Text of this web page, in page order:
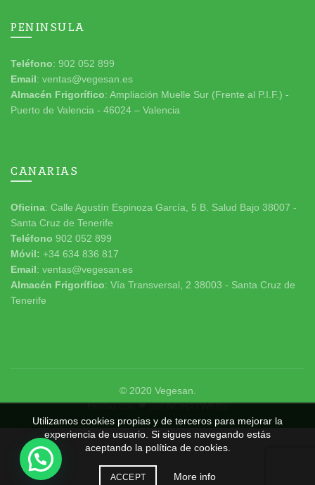
PENINSULA
Teléfono: 902 052 899
Email: ventas@vegesan.es
Almacén Frigorífico: Ampliación Muelle Sur (Frente al P.I.F.) -
Puerto de Valencia - 46024 – Valencia
CANARIAS
Oficina: Calle Agustín Espinoza García, 5 B. Salud Bajo 38007 -
Santa Cruz de Tenerife
Teléfono 902 052 899
Móvil: +34 634 836 817
Email: ventas@vegesan.es
Almacén Frigorífico: Vía Transversal, 2 38003 - Santa Cruz de
Tenerife
© 2020 Vegesan
Hecho con ❤ porNOHAYWEBS
Utilizamos cookies propias y de terceros para mejorar la
experiencia de usuario. Si sigues navegando estás
aceptando la política de cookies.
ACCEPT More info